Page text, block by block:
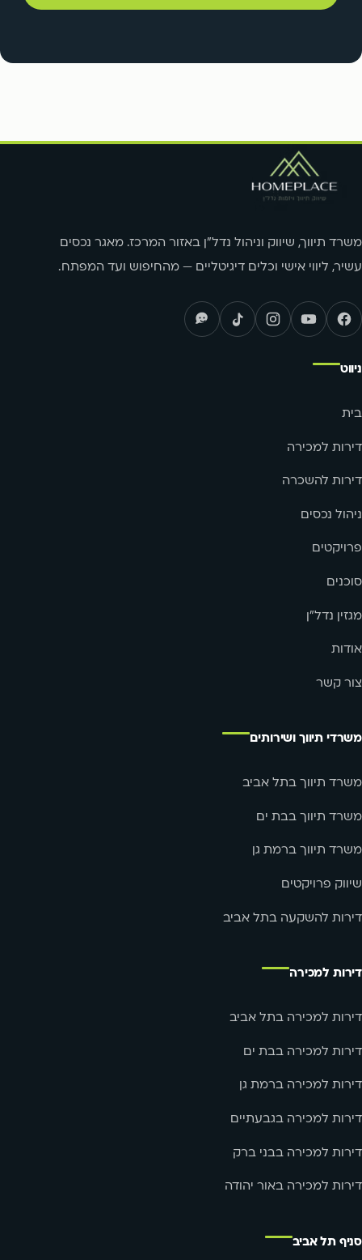
משרד תיווך, שיווק וניהול נדל"ן באזור המרכז. מאגר נכסים
עשיר, ליווי אישי וכלים דיגיטליים — מהחיפוש ועד המפתח.
ניווט
בית
דירות למכירה
דירות להשכרה
ניהול נכסים
פרויקטים
סוכנים
מגזין נדל"ן
אודות
צור קשר
משרדי תיווך ושירותים
משרד תיווך בתל אביב
משרד תיווך בבת ים
משרד תיווך ברמת גן
שיווק פרויקטים
דירות להשקעה בתל אביב
דירות למכירה
דירות למכירה בתל אביב
דירות למכירה בבת ים
דירות למכירה ברמת גן
דירות למכירה בגבעתיים
דירות למכירה בבני ברק
דירות למכירה באור יהודה
סניף תל אביב